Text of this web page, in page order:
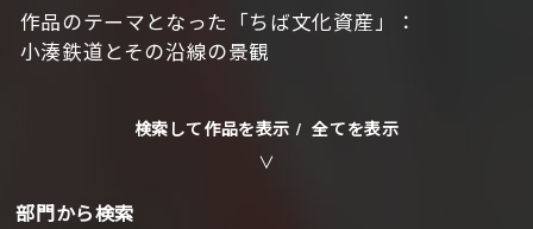
作品のテーマとなった「ちば文化資産」：
小湊鉄道とその沿線の景観
検索して作品を表示 / 全てを表示
部門から検索